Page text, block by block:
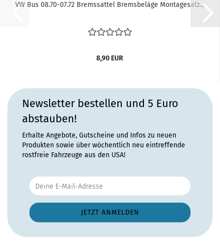
VW Bus 08.70-07.72 Bremssattel Bremsbeläge Montagesatz...
8,90 EUR
Newsletter bestellen und 5 Euro
abstauben!
Erhalte Angebote, Gutscheine und Infos zu neuen
Produkten sowie über wöchentlich neu eintreffende
rostfreie Fahrzeuge aus den USA!